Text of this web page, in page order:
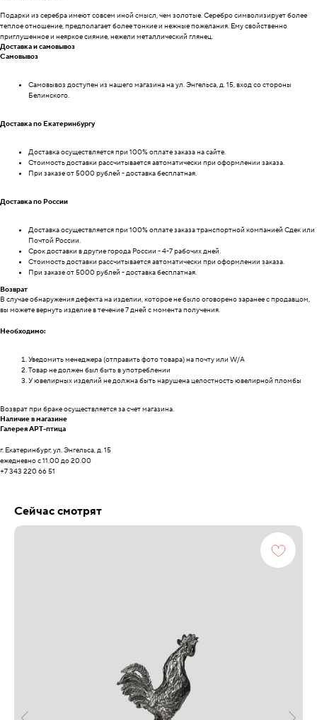
Подарки из серебра имеют совсем иной смысл, чем золотые. Серебро символизирует более
теплое отношение, предполагает более тонкие и нежные пожелания. Ему свойственно
приглушенное и неяркое сияние, нежели металлический глянец.
Доставка и самовывоз
Самовывоз
Самовывоз доступен из нашего магазина на ул. Энгельса, д. 15, вход со стороны
Белинского.
Доставка по Екатеринбургу
Доставка осуществляется при 100% оплате заказа на сайте.
Стоимость доставки рассчитывается автоматически при оформлении заказа.
При заказе от 5000 рублей - доставка бесплатная.
Доставка по России
Доставка осуществляется при 100% оплате заказа транспортной компанией Сдек или
Почтой России.
Срок доставки в другие города России - 4-7 рабочих дней.
Стоимость доставки рассчитывается автоматически при оформлении заказа.
При заказе от 5000 рублей - доставка бесплатная.
Возврат
В случае обнаружения дефекта на изделии, которое не было оговорено заранее с продавцом,
вы можете вернуть изделие в течение 7 дней с момента получения.
Необходимо:
Уведомить менеджера (отправить фото товара) на почту или W/А
Товар не должен был быть в употреблении
У ювелирных изделий не должна быть нарушена целостность ювелирной пломбы
Возврат при браке осуществляется за счет магазина.
Наличие в магазине
Галерея АРТ-птица
г. Екатеринбург, ул. Энгельса, д. 15
ежедневно с 11.00 до 20.00
+7 343 220 66 51
Сейчас смотрят